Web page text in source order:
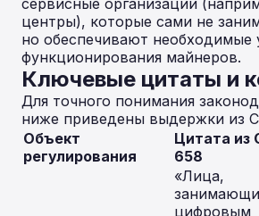
сервисные организации
центры), которые сами не
но обеспечивают необходимые
функционирования майнеров.
Ключевые цитаты и
Для точного понимания
ниже приведены выдержки из
Объект
регулирования
Цитата из
658
«Лица,
цифровым